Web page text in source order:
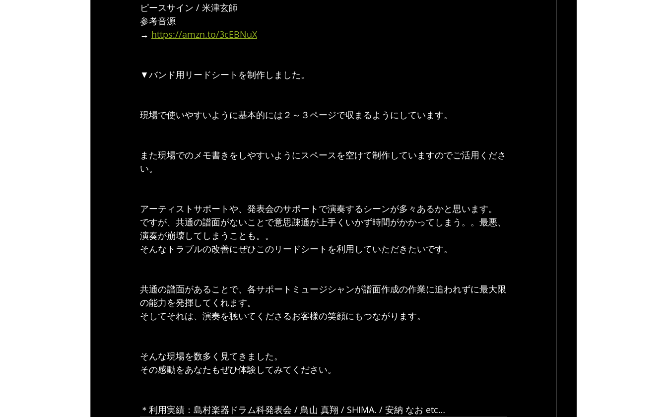
ピースサイン / 米津玄師
参考音源
→ https://amzn.to/3cEBNuX
▼バンド用リードシートを制作しました。
現場で使いやすいように基本的には２～３ページで収まるようにしています。
また現場でのメモ書きをしやすいようにスペースを空けて制作していますのでご活用くださ
い。
アーティストサポートや、発表会のサポートで演奏するシーンが多々あるかと思います。
ですが、共通の譜面がないことで意思疎通が上手くいかず時間がかかってしまう。。最悪、
演奏が崩壊してしまうことも。。
そんなトラブルの改善にぜひこのリードシートを利用していただきたいです。
共通の譜面があることで、各サポートミュージシャンが譜面作成の作業に追われずに最大限
の能力を発揮してくれます。
そしてそれは、演奏を聴いてくださるお客様の笑顔にもつながります。
そんな現場を数多く見てきました。
その感動をあなたもぜひ体験してみてください。
＊利用実績：島村楽器ドラム科発表会 / 鳥山 真翔 / SHIMA. / 安納 なお etc…